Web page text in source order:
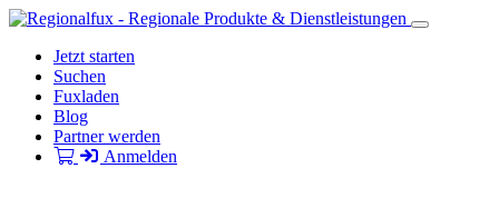
Jetzt starten
Suchen
Fuxladen
Blog
Partner werden
Anmelden